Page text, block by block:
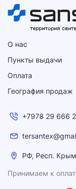
О нас
Пункты выдачи
Оплата
География продаж
+7978 29 666
РФ, Респ.
Принимаем к